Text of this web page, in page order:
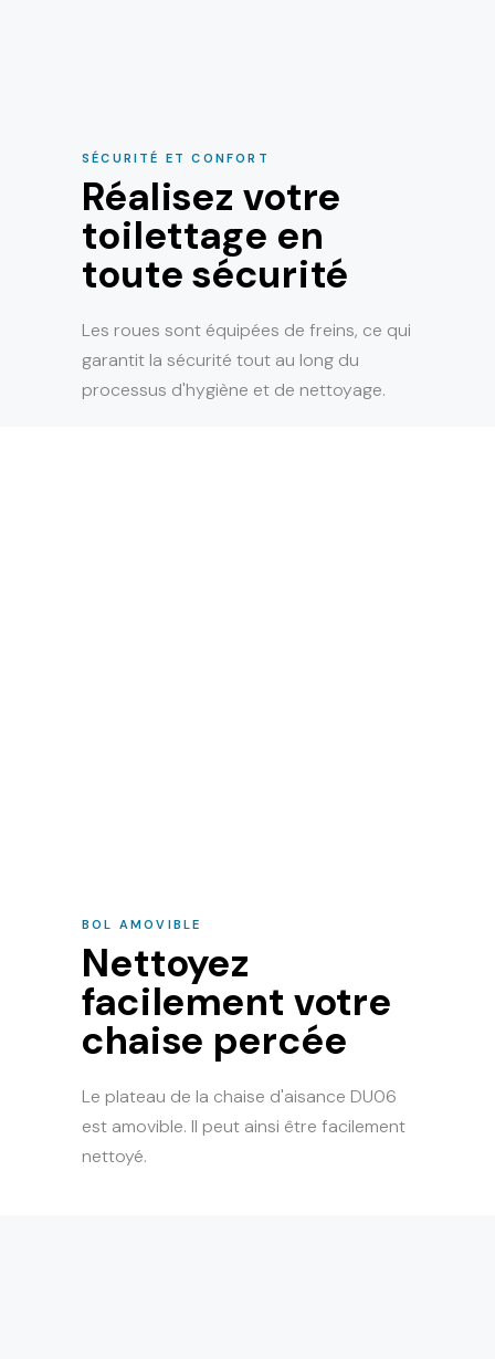
SÉCURITÉ ET CONFORT
Réalisez votre
toilettage en
toute sécurité
Les roues sont équipées de freins, ce qui
garantit la sécurité tout au long du
processus d'hygiène et de nettoyage.
BOL AMOVIBLE
Nettoyez
facilement votre
chaise percée
Le plateau de la chaise d'aisance DU06
est amovible. Il peut ainsi être facilement
nettoyé.